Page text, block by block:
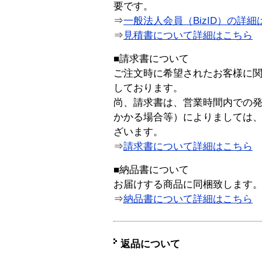
要です。
⇒一般法人会員（BizID）の詳細
⇒ 見積書について詳細はこちら
■請求書について
ご注文時に希望されたお客様に
しております。
尚、請求書は、営業時間内での
かかる場合等）によりましては
ざいます。
⇒請求書について詳細はこちら
■納品書について
お届けする商品に同梱致します。
⇒納品書について詳細はこちら
返品について